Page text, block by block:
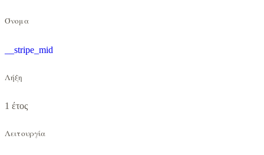
Όνομα
__stripe_mid
Λήξη
1 έτος
Λειτουργία